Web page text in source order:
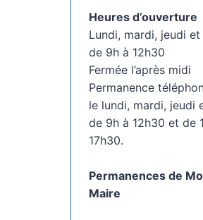
Heures d’ouverture
Lundi, mardi, jeudi
de 9h à 12h30
Fermée l’après midi
Permanence
le lundi, mardi, jeudi
de 9h à 12h30 et de
17h30.
Permanences de
Maire